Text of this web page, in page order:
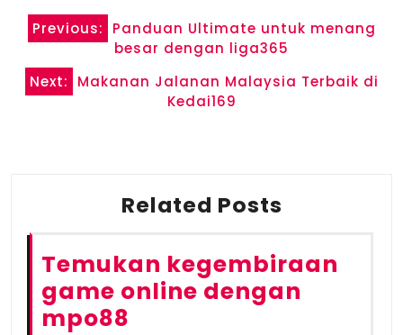
Post
navigation
Previous:
Panduan Ultimate untuk menang
besar dengan liga365
Next:
Makanan Jalanan Malaysia Terbaik di
Kedai169
Related Posts
Temukan kegembiraan
game online dengan
mpo88